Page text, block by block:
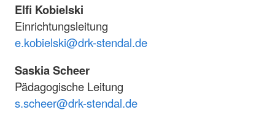
Elfi Kobielski
Einrichtungsleitung
e.kobielski@drk-stendal.de
Saskia Scheer
Pädagogische Leitung
s.scheer@drk-stendal.de